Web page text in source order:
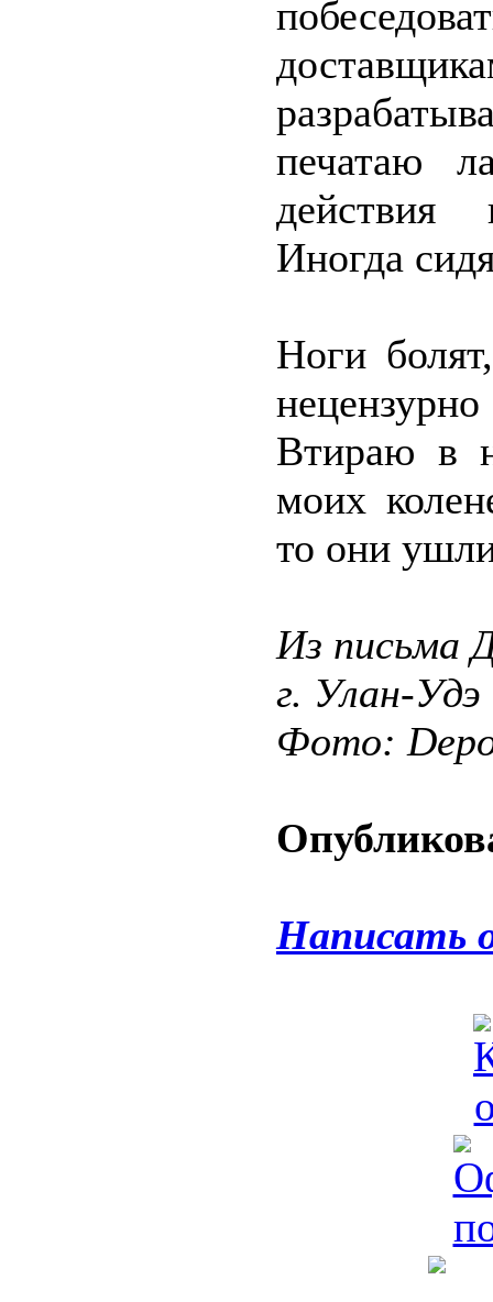
печатаю
действия
Иногда
Ноги
Втираю в
моих
то они
Из письма
г. Улан-Удэ
Фото:
Написать